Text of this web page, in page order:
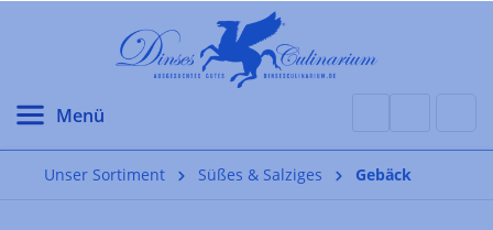
Unser Sortiment Süßes & Salziges Gebäck